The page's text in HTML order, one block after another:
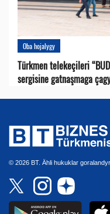
Oba hojalygy
Türkmen telekeçileri
sergisine gatnaşmaga
© 2026 BT. Ähli hukuklar goralandyr.